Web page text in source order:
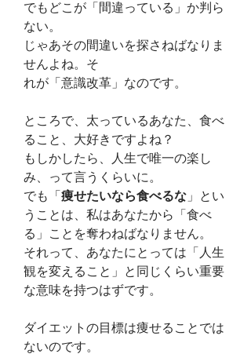
でもどこが「間違っている」か判ら
ない。
じゃあその間違いを探さねばなりま
せんよね。そ
れが「意識改革」なのです。
ところで、太っているあなた、食べ
ること、大好きですよね？
もしかしたら、人生で唯一の楽し
み、って言うくらいに。
でも「 痩せたいなら食べるな 」とい
うことは、私はあなたから「食べ
る」ことを奪わねばなりません。
それって、あなたにとっては「人生
観を変えること」と同じくらい重要
な意味を持つはずです。
ダイエットの目標は痩せることでは
ないのです。